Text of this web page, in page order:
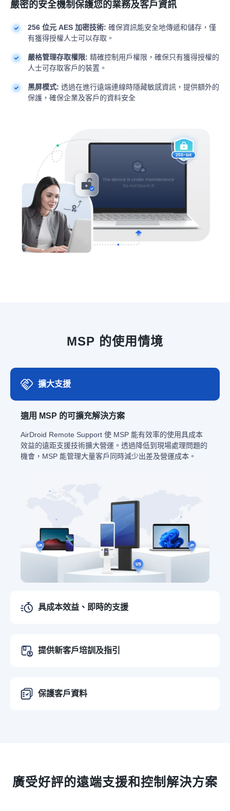
嚴密的安全機制保護您的業務及客戶資訊
256 位元 AES 加密技術: 確保資訊能安全地傳遞和儲存，僅
有獲得授權人士可以存取。
嚴格管理存取權限: 精確控制用戶權限，確保只有獲得授權的
人士可存取客戶的裝置。
黑屏模式: 透過在進行遠端連線時隱藏敏感資訊，提供額外的
保護，確保企業及客戶的資料安全
MSP 的使用情境
擴大支援
適用 MSP 的可擴充解決方案
AirDroid Remote Support 使 MSP 能有效率的使用具成本
效益的遠距支援技術擴大營運。透過降低到現場處理問題的
機會，MSP 能管理大量客戶同時減少出差及營運成本。
具成本效益、即時的支援
提供新客戶培訓及指引
保護客戶資料
廣受好評的遠端支援和控制解決方案